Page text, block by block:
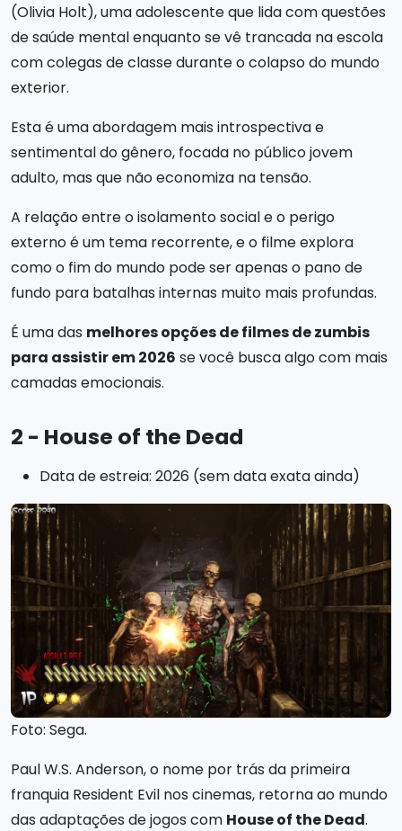
(Olivia Holt), uma adolescente que lida com questões
de saúde mental enquanto se vê trancada na escola
com colegas de classe durante o colapso do mundo
exterior.
Esta é uma abordagem mais introspectiva e
sentimental do gênero, focada no público jovem
adulto, mas que não economiza na tensão.
A relação entre o isolamento social e o perigo
externo é um tema recorrente, e o filme explora
como o fim do mundo pode ser apenas o pano de
fundo para batalhas internas muito mais profundas.
É uma das melhores opções de filmes de zumbis
para assistir em 2026 se você busca algo com mais
camadas emocionais.
2 - House of the Dead
Data de estreia: 2026 (sem data exata ainda)
Foto: Sega.
Paul W.S. Anderson, o nome por trás da primeira
franquia Resident Evil nos cinemas, retorna ao mundo
das adaptações de jogos com House of the Dead.